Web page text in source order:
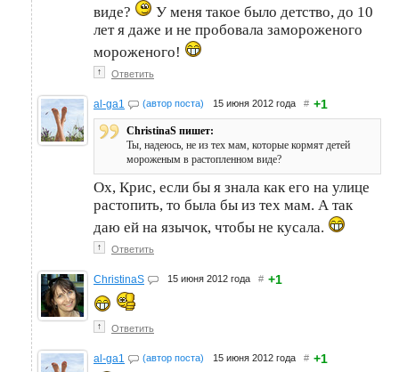
виде?
У меня такое было детство, до 10
лет я даже и не пробовала замороженого
мороженого!
↑ Ответить
al-ga1 (автор поста) 15 июня 2012 года # +1
ChristinaS пишет:
Ты, надеюсь, не из тех мам, которые кормят детей
мороженым в растопленном виде?
Ох, Крис, если бы я знала как его на улице
растопить, то была бы из тех мам. А так
даю ей на язычок, чтобы не кусала.
↑ Ответить
ChristinaS 15 июня 2012 года # +1
↑ Ответить
al-ga1 (автор поста) 15 июня 2012 года # +1